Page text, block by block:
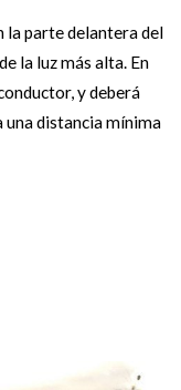
la parte delantera del
la luz más alta. En
y deberá
una distancia mínima